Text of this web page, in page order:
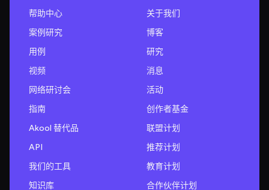
帮助中心
案例研究
用例
视频
网络研讨会
指南
Akool 替代品
API
我们的工具
知识库
关于我们
博客
研究
消息
活动
创作者基金
联盟计划
推荐计划
教育计划
合作伙伴计划